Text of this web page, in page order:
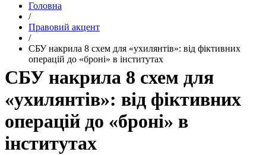
Головна
/
Правовий акцент
/
​СБУ накрила 8 схем для «ухилянтів»: від фіктивних
операцій до «броні» в інститутах
​СБУ накрила 8 схем для
«ухилянтів»: від фіктивних
операцій до «броні» в
інститутах